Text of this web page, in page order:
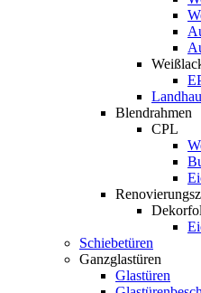
Blendrahmen
CPL
Schiebetüren
Ganzglastüren
Glastüren